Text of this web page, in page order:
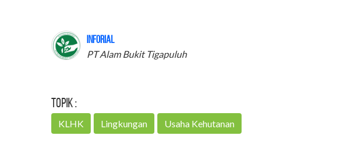
Inforial
PT Alam Bukit Tigapuluh
Topik :
KLHK Lingkungan Usaha Kehutanan